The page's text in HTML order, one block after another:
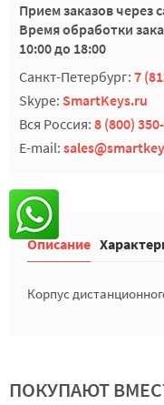
Прием заказов через
Время обработки
10:00 до 18:00
Санкт-Петербург: 7
Skype: SmartKeys.ru
Вся Россия: 8 (800)
E-mail:
Описание
Корпус
ПОКУПАЮТ